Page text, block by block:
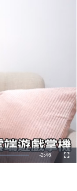
剩
-2:46
全
螢